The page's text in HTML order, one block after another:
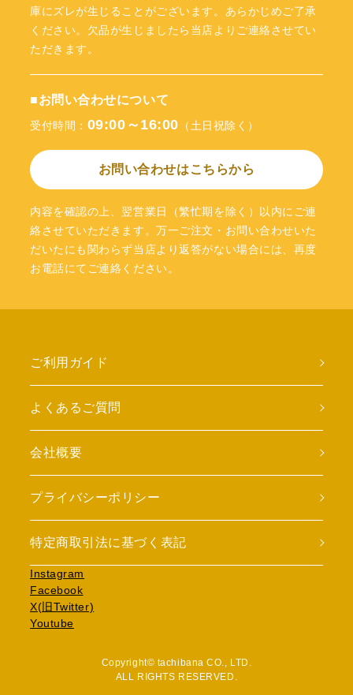
庫にズレが生じることがございます。あらかじめご了承
ください。欠品が生じましたら当店よりご連絡させてい
ただきます。
■お問い合わせについて
受付時間： 09:00～16:00 （土日祝除く）
お問い合わせはこちらから
内容を確認の上、翌営業日（繁忙期を除く）以内にご連
絡させていただきます。万一ご注文・お問い合わせいた
だいたにも関わらず当店より返答がない場合には、再度
お電話にてご連絡ください。
ご利用ガイド
よくあるご質問
会社概要
プライバシーポリシー
特定商取引法に基づく表記
Instagram
Facebook
X(旧Twitter)
Youtube
Copyright© tachibana CO., LTD.
ALL RIGHTS RESERVED.